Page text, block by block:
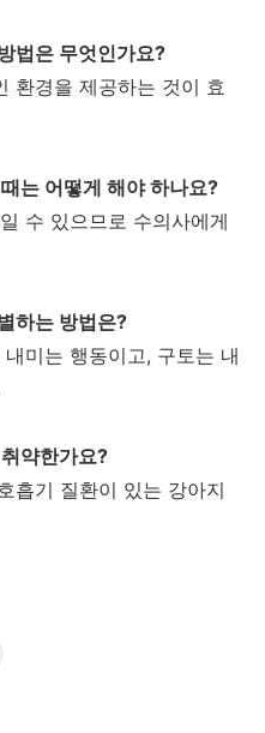
법은 무엇인가요?
환경을 제공하는 것이 효
는 어떻게 해야 하나요?
수 있으므로 수의사에게
하는 방법은?
미는 행동이고, 구토는 내
약한가요?
흡기 질환이 있는 강아지